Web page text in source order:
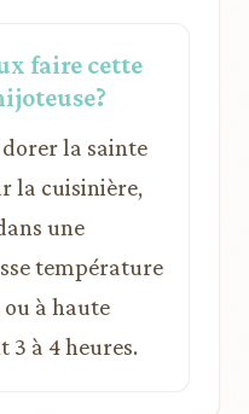
faire cette
la sainte
la cuisinière,
une
température
à haute
à 4 heures.